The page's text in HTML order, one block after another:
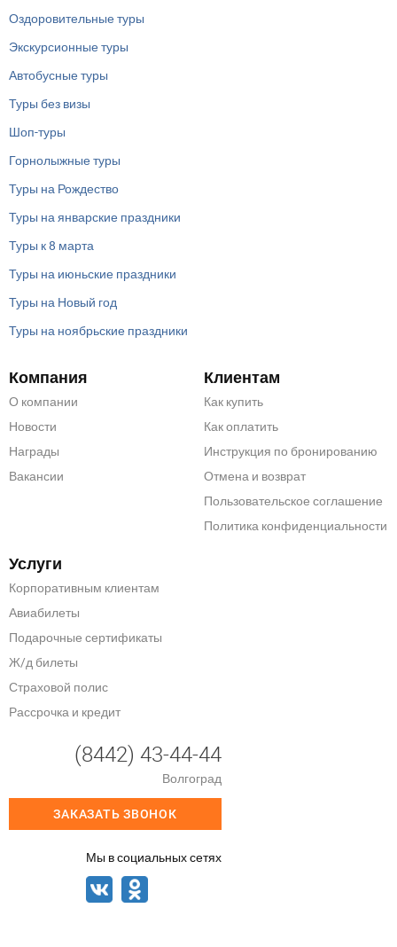
Оздоровительные туры
Экскурсионные туры
Автобусные туры
Туры без визы
Шоп-туры
Горнолыжные туры
Туры на Рождество
Туры на январские праздники
Туры к 8 марта
Туры на июньские праздники
Туры на Новый год
Туры на ноябрьские праздники
Компания
О компании
Новости
Награды
Вакансии
Клиентам
Как купить
Как оплатить
Инструкция по бронированию
Отмена и возврат
Пользовательское соглашение
Политика конфиденциальности
Услуги
Корпоративным клиентам
Авиабилеты
Подарочные сертификаты
Ж/д билеты
Страховой полис
Рассрочка и кредит
(8442) 43-44-44
Волгоград
ЗАКАЗАТЬ ЗВОНОК
Мы в социальных сетях